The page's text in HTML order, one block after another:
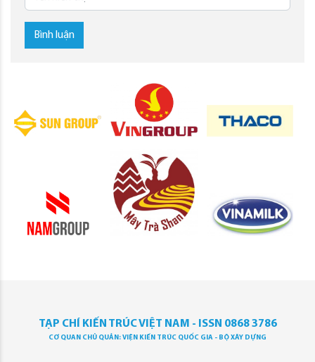
Bình luận
TẠP CHÍ KIẾN TRÚC VIỆT NAM - ISSN 0868 3786
CƠ QUAN CHỦ QUẢN: VIỆN KIẾN TRÚC QUỐC GIA - BỘ XÂY DỰNG